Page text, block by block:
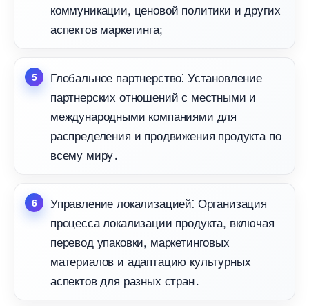
коммуникации, ценовой политики и других
аспектов маркетинга;
Глобальное партнерство⁚ Установление
партнерских отношений с местными и
международными компаниями для
распределения и продвижения продукта по
сему миру․
Управление локализацией⁚ Организация
процесса локализации продукта, включая
перевод упаковки, маркетинговых
материалов и адаптацию культурных
аспектов для разных стран․